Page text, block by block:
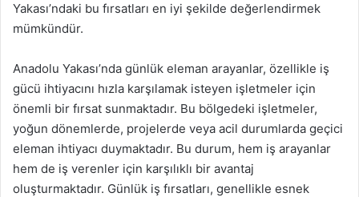
Yakası’ndaki bu fırsatları en iyi şekilde değerlendirmek
mümkündür.
Anadolu Yakası’nda günlük eleman arayanlar, özellikle iş
gücü ihtiyacını hızla karşılamak isteyen işletmeler için
önemli bir fırsat sunmaktadır. Bu bölgedeki işletmeler,
yoğun dönemlerde, projelerde veya acil durumlarda geçici
eleman ihtiyacı duymaktadır. Bu durum, hem iş arayanlar
hem de iş verenler için karşılıklı bir avantaj
oluşturmaktadır. Günlük iş fırsatları, genellikle esnek